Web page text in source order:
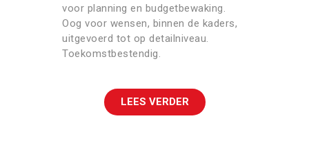
voor planning en budgetbewaking.
Oog voor wensen, binnen de kaders,
uitgevoerd tot op detailniveau.
Toekomstbestendig.
LEES VERDER